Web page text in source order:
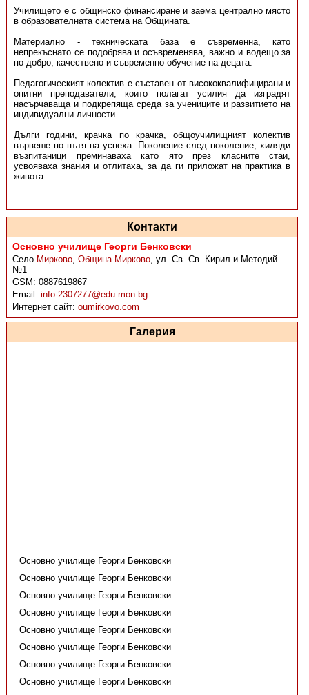
Училището е с общинско финансиране и заема централно място
в образователната система на Общината.
Материално - техническата база е съвременна, като
непрекъснато се подобрява и осъвременява, важно и водещо за
по-добро, качествено и съвременно обучение на децата.
Педагогическият колектив е съставен от висококвалифицирани и
опитни преподаватели, които полагат усилия да изградят
насърчаваща и подкрепяща среда за учениците и развитието на
индивидуални личности.
Дълги години, крачка по крачка, общоучилищният колектив
вървеше по пътя на успеха. По­ко­­ле­ние след поколение, хиляди
възпитаници преминаваха като ято през класните стаи,
усвояваха знания и отлитаха, за да ги приложат на практика в
живота.
Контакти
Основно училище Георги Бенковски
Село Мирково,Община Мирково,ул. Св. Св. Кирил и Методий
№1
GSM:0887619867
Email:info-2307277@edu.mon.bg
Интернет сайт:oumirkovo.com
Галерия
Основно училище Георги Бенковски
Основно училище Георги Бенковски
Основно училище Георги Бенковски
Основно училище Георги Бенковски
Основно училище Георги Бенковски
Основно училище Георги Бенковски
Основно училище Георги Бенковски
Основно училище Георги Бенковски